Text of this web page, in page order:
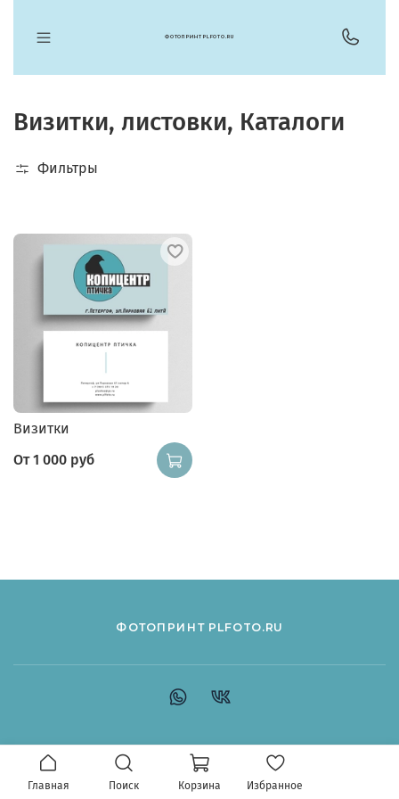
ФОТОПРИНТ PLFOTO.RU
Визитки, листовки, Каталоги
Фильтры
Визитки
От 1 000 руб
ФОТОПРИНТ PLFOTO.RU
Главная Поиск Корзина Избранное